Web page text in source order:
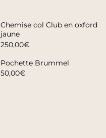
Chemise col Club en oxford
jaune
250,00€
Pochette Brummel
50,00€